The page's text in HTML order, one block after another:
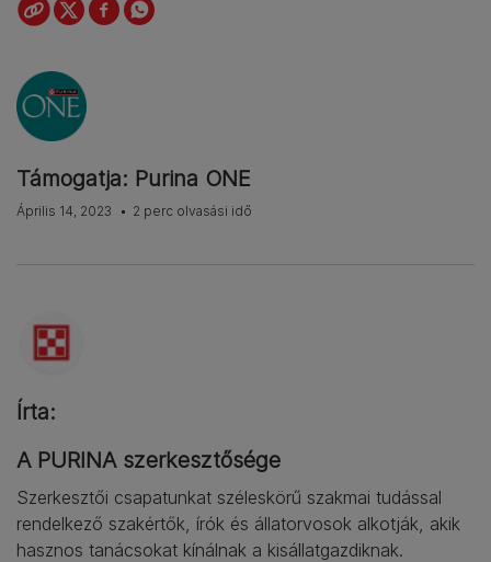
Támogatja: Purina ONE
Április 14, 2023 2 perc olvasási idő
Írta:
A PURINA szerkesztősége
Szerkesztői csapatunkat széleskörű szakmai tudással
rendelkező szakértők, írók és állatorvosok alkotják, akik
hasznos tanácsokat kínálnak a kisállatgazdiknak.